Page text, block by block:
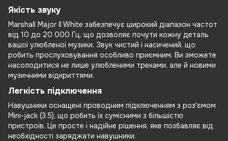
Якість звуку
Marshall Major II White забезпечує широкий діапазон частот
від 10 до 20 000 Гц, що дозволяє почути кожну деталь
вашої улюбленої музики. Звук чистий і насичений, що
робить прослуховування особливо приємним. Ви зможете
насолодитися не лише улюбленими треками, але й новими
музичними відкриттями.
Легкість підключення
Навушники оснащені проводним підключенням з роз'ємом
Mini-jack (3.5), що робить їх сумісними з більшістю
пристроїв. Це просте і надійне рішення, яке позбавляє від
необхідності заряджати навушники.